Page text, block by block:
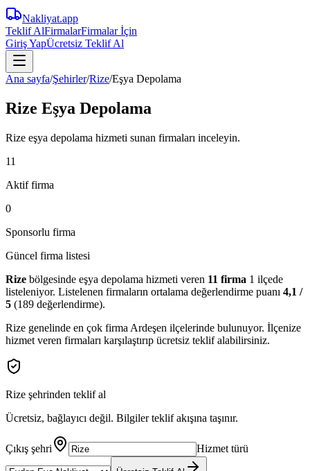
Nakliyat.app
Teklif AlFirmalarFirmalar İçin
Giriş YapÜcretsiz Teklif Al
Ana sayfa/Şehirler/Rize/Eşya Depolama
Rize Eşya Depolama
Rize eşya depolama hizmeti sunan firmaları inceleyin.
11
Aktif firma
0
Sponsorlu firma
Güncel firma listesi
Rize bölgesinde eşya depolama hizmeti veren 11 firma 1 ilçede
listeleniyor. Listelenen firmaların ortalama değerlendirme puanı 4,1 /
5 (189 değerlendirme).
Rize genelinde en çok firma Ardeşen ilçelerinde bulunuyor. İlçenize
hizmet veren firmaları karşılaştırıp ücretsiz teklif alabilirsiniz.
Rize şehrinden teklif al
Ücretsiz, bağlayıcı değil. Bilgiler teklif akışına taşınır.
Çıkış şehri Hizmet türü